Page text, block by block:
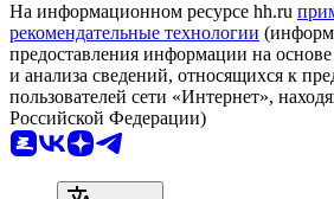
На информационном ресурсе hh.ru
рекомендательные технологии
предоставления информации на основе
и анализа сведений, относящихся к
пользователей сети «Интернет»,
Российской Федерации)